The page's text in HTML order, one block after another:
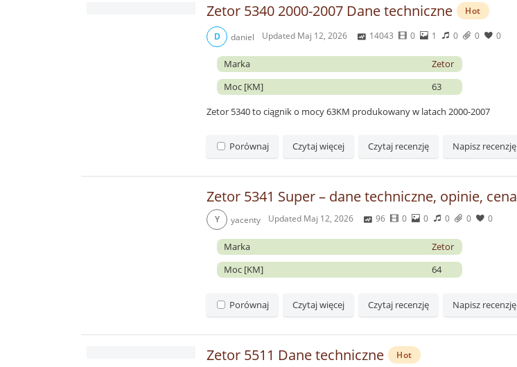
Zetor 5340 2000-2007 Dane techniczne Hot
D daniel Updated Maj 12, 2026 14043 0 1 0 0 0
Marka
Zetor
Moc [KM]
63
Zetor 5340 to ciągnik o mocy 63KM produkowany w latach 2000-2007
Porównaj Czytaj więcej Czytaj recenzję Napisz recenzję
Zetor 5341 Super – dane techniczne, opinie, cena
Y yacenty Updated Maj 12, 2026 96 0 0 0 0 0
Marka
Zetor
Moc [KM]
64
Porównaj Czytaj więcej Czytaj recenzję Napisz recenzję
Zetor 5511 Dane techniczne Hot